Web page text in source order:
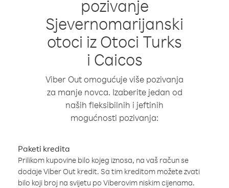
pozivanje
Sjevernomarijanski
otoci iz Otoci Turks
i Caicos
Viber Out omogućuje više pozivanja
za manje novca. Izaberite jedan od
naših fleksibilnih i jeftinih
mogućnosti pozivanja:
Paketi kredita
Prilikom kupovine bilo kojeg iznosa, na vaš račun se
dodaje Viber Out kredit. Sa tim kreditom možete zvati
bilo koji broj na svijetu po Viberovim niskim cijenama.